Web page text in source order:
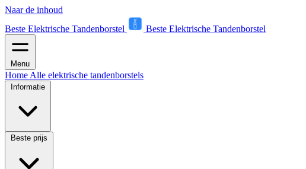
Naar de inhoud
Beste Elektrische Tandenborstel
Beste Elektrische Tandenborstel
Menu
Home Alle elektrische tandenborstels
Informatie
Beste prijs